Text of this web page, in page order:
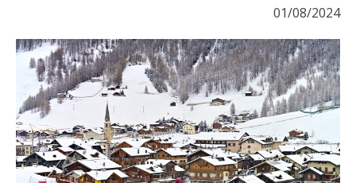
01/08/2024